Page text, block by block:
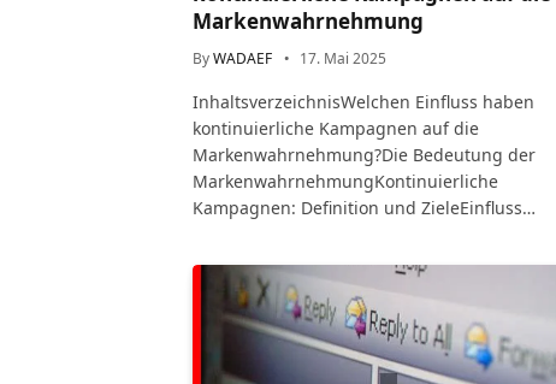
Markenwahrnehmung
ByWADAEF 17. Mai 2025
InhaltsverzeichnisWelchen Einfluss haben
kontinuierliche Kampagnen auf die
Markenwahrnehmung?Die Bedeutung der
MarkenwahrnehmungKontinuierliche
Kampagnen: Definition und ZieleEinfluss…